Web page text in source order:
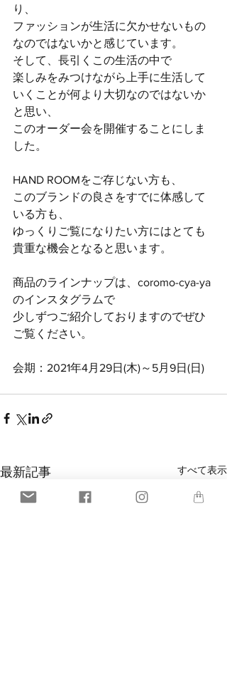
り、
ファッションが生活に欠かせないもの
なのではないかと感じています。
そして、長引くこの生活の中で
楽しみをみつけながら上手に生活して
いくことが何より大切なのではないか
と思い、
このオーダー会を開催することにしま
した。
HAND ROOMをご存じない方も、
このブランドの良さをすでに体感して
いる方も、
ゆっくりご覧になりたい方にはとても
貴重な機会となると思います。
商品のラインナップは、coromo-cya-ya
のインスタグラムで
少しずつご紹介しておりますのでぜひ
ご覧ください。
会期：2021年4月29日(木)～5月9日(日)
最新記事 すべて表示